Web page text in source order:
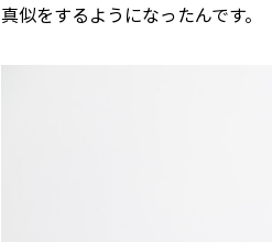
真似をするようになったんです。